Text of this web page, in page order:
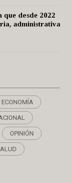
que desde 2022
administrativa
ECONOMÍA
OPINIÓN